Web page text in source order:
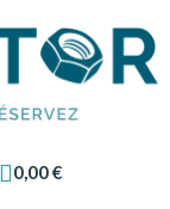
0,00 €